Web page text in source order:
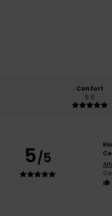
Confort
5.0
5/5